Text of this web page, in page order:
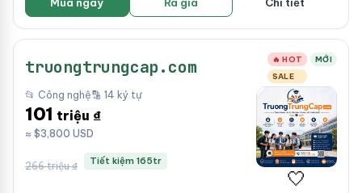
truongtrungcap.com 🔥 HOT
MỚI
SALE
📂 Công nghệ🔡 14 ký tự
101 triệu ₫
≈ $3,800 USD
266 triệu ₫ Tiết kiệm 165tr
🤍